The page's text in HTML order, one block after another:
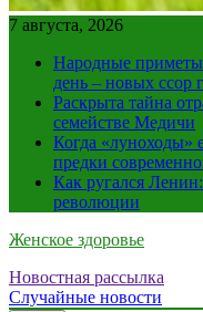
7 августа, 2026
Народные приметы
день – новых ссор
Раскрыта тайна
семействе Медичи
Когда «луноходы»
предки
Как ругался
революции
Женское здоровье
Новостная рассылка
Случайные новости